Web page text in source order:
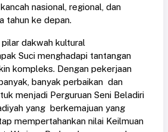
nasional, regional, dan
tahun ke depan.
dakwah kultural
Suci menghadapi tantangan
kompleks. Dengan pekerjaan
banyak perbaikan dan
menjadi Perguruan Seni Beladiri
yang berkemajuan yang
mempertahankan nilai Keilmuan